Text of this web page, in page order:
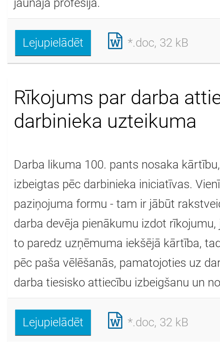
jaunajā profesijā.
Lejupielādēt *.doc, 32 kB
Rīkojums par darba
darbinieka uzteikuma
Darba likuma 100. pants nosaka
izbeigtas pēc darbinieka iniciatīvas.
paziņojuma formu - tam ir jābūt
darba devēja pienākumu izdot
to paredz uzņēmuma iekšējā kārtība,
pēc paša vēlēšanās, pamatojoties uz
darba tiesisko attiecību izbeigšanu un
Lejupielādēt *.doc, 32 kB